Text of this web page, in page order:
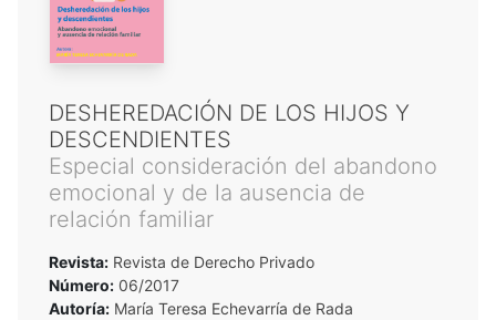
DESHEREDACIÓN DE LOS HIJOS Y
DESCENDIENTES
Especial consideración del abandono
emocional y de la ausencia de
relación familiar
Revista: Revista de Derecho Privado
Número: 06/2017
Autoría: María Teresa Echevarría de Rada